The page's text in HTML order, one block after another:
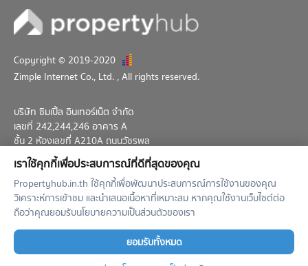
Copyright © 2019-2020
Zimple Internet Co., Ltd. , All rights reserved.
บริษัท ซิมเปิ้ล อินเทอร์เน็ต จำกัด
เลขที่ 242,244,246 อาคาร A
ชั้น 2 ห้องเลขที่ A210A ถนนวัชรพล
แขวงท่าแร้ง เขตบางเขน กทม. 10230
02-026-3049
support@propertyhub.in.th
Term of Service
Privacy Policy Contact
Verified by
เราใช้คุกกี้เพื่อประสบการณ์ที่ดีที่สุดของคุณ
Propertyhub.in.th ใช้คุกกี้เพื่อพัฒนาประสบการณ์การใช้งานของคุณ
วิเคราะห์การเข้าชม และนำเสนอเนื้อหาที่เหมาะสม หากคุณใช้งานเว็บไซต์ต่อ
ถือว่าคุณยอมรับนโยบายความเป็นส่วนตัวของเรา
ยอมรับทั้งหมด